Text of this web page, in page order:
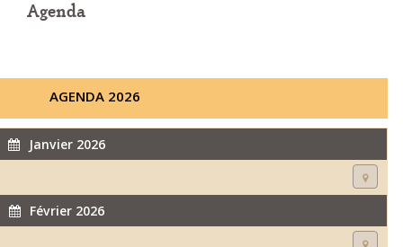
Agenda
AGENDA 2026
Janvier 2026
Février 2026